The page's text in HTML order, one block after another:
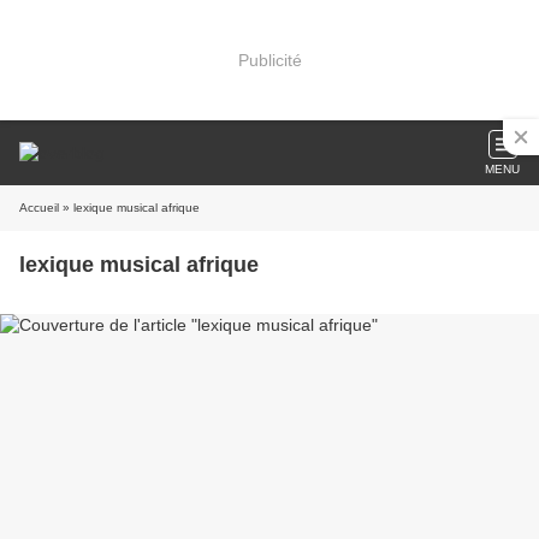
Publicité
MENU
Accueil » lexique musical afrique
lexique musical afrique